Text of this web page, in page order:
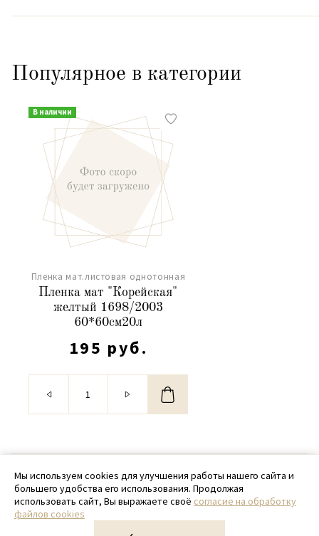
Популярное в категории
В наличии
Пленка мат.листовая однотонная
Пленка мат "Корейская"
желтый 1698/2003
60*60см20л
195 руб.
© 2020 - 2026 SamPack
+ 7 (918) 699-97-87
zakaz@sampack.store
Мы используем cookies для улучшения работы нашего сайта и
большего удобства его использования. Продолжая
использовать сайт, Вы выражаете своё согласие на обработку
файлов cookies